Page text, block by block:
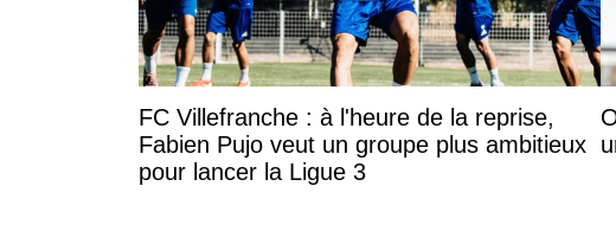
FC Villefranche : à l'heure de la reprise,
Fabien Pujo veut un groupe plus ambitieux
pour lancer la Ligue 3